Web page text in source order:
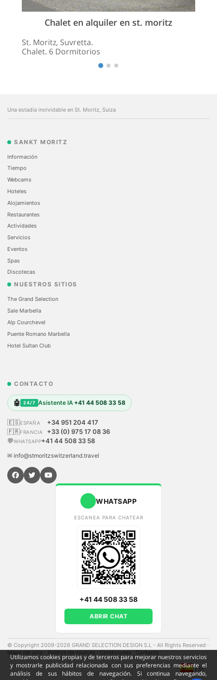
Chalet en alquiler en st. moritz
St. Moritz, Suvretta.
Chalet. 6 Dormitorios
Utilizamos cookies propias y de terceros para mejorar nuestros servicios
y mostrarle publicidad relacionada con sus preferencias mediante el
análisis de sus hábitos de navegación. Si continua navegando,
Una estadía inolvidable en St. Moritz, Suiza
SANKT MORITZ
Información
Tiempo
Webcams
Hoteles
Alojamientos
Restaurantes
Actividades
Servicios
Eventos
Spas
Discotecas
NUESTROS SITIOS
The Grand Selection
Sale Marbella
Alp Courchevel
Puente Romano Marbella
Hotel Sultan Club
CONTACTO
🤖 24/7 Asistente IA +41 44 508 33 58
🇪🇸ESPAÑA
+34 951 204 417
🇫🇷FRANCIA
+33 (0) 975 17 08 36
💬WHATSAPP+41 44 508 33 58
✉ info@stmoritzswitzerland.travel
WHATSAPP
ESCANEA PARA CHATEAR
+41 44 508 33 58
ABRIR CHAT
© Copyright 2009-2026 GRAND SELECTION DESIGN S.L - All Rights Reserved ·
Mapa del sitio
Política de cookies Condiciones Contacto
ESP